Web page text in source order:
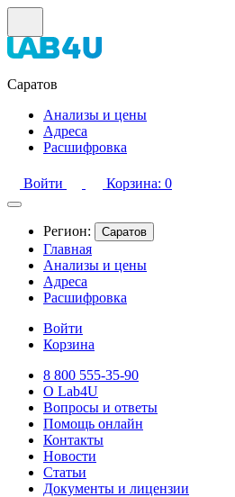
Саратов
Анализы и цены
Адреса
Расшифровка
Войти Корзина: 0
Регион: Саратов
Главная
Анализы и цены
Адреса
Расшифровка
Войти
Корзина
8 800 555-35-90
О Lab4U
Вопросы и ответы
Помощь онлайн
Контакты
Новости
Статьи
Документы и лицензии